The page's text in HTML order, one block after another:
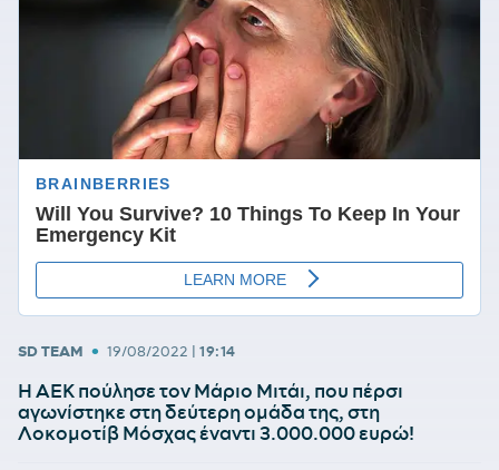
SD TEAM • 19/08/2022 | 19:14
Η ΑΕΚ πούλησε τον Μάριο Μιτάι, που πέρσι
αγωνίστηκε στη δεύτερη ομάδα της, στη
Λοκομοτίβ Μόσχας έναντι 3.000.000 ευρώ!